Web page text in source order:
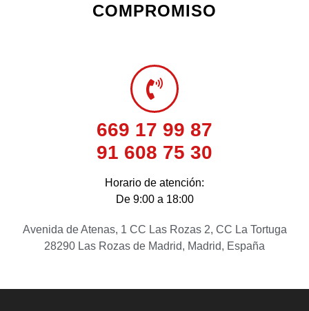
COMPROMISO
669 17 99 87
91 608 75 30
Horario de atención:
De 9:00 a 18:00
Avenida de Atenas, 1 CC Las Rozas 2, CC La Tortuga
28290 Las Rozas de Madrid, Madrid, España